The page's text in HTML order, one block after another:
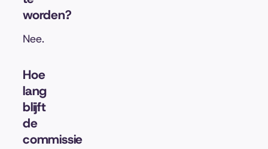
worden?
Nee.
Hoe
lang
blijft
de
commissie